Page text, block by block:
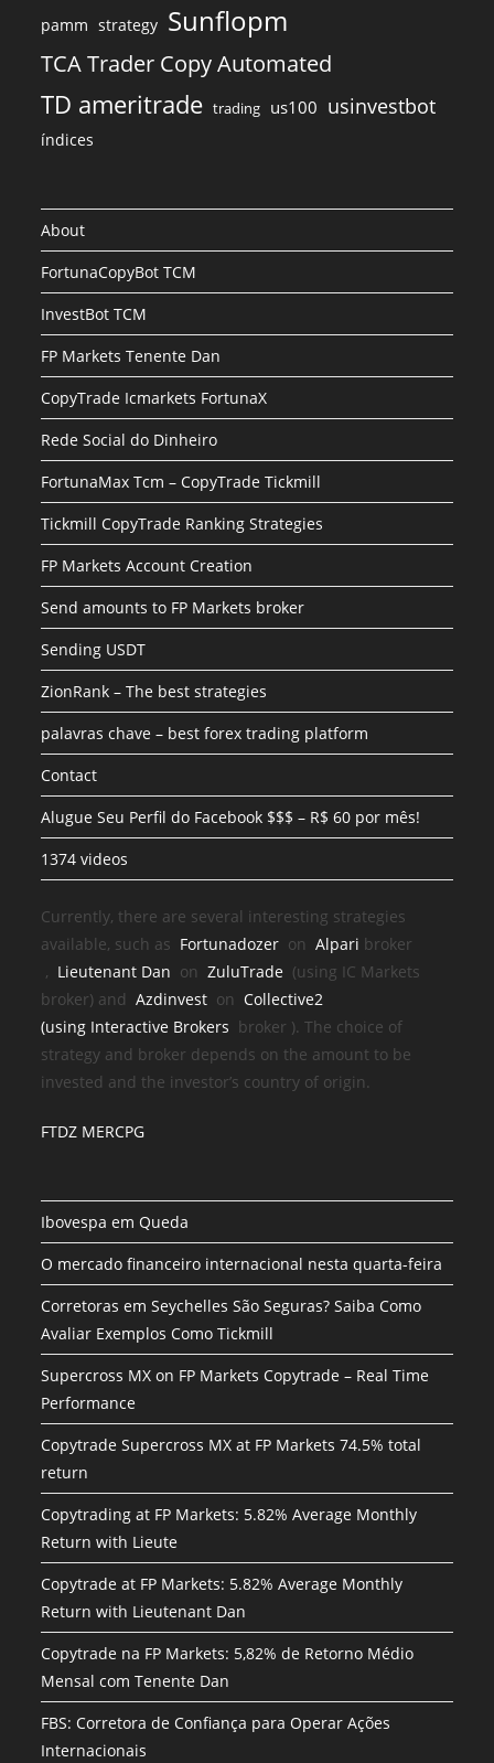
pamm strategy Sunflopm
TCA Trader Copy Automated
TD ameritrade trading us100 usinvestbot
índices
About
FortunaCopyBot TCM
InvestBot TCM
FP Markets Tenente Dan
CopyTrade Icmarkets FortunaX
Rede Social do Dinheiro
FortunaMax Tcm – CopyTrade Tickmill
Tickmill CopyTrade Ranking Strategies
FP Markets Account Creation
Send amounts to FP Markets broker
Sending USDT
ZionRank – The best strategies
palavras chave – best forex trading platform
Contact
Alugue Seu Perfil do Facebook $$$ – R$ 60 por mês!
1374 videos
Currently, there are several interesting strategies
available, such as Fortunadozer onAlpari broker
, Lieutenant Dan onZuluTrade (using IC Markets
broker) andAzdinvest onCollective2
(using Interactive Brokers broker ). The choice of
strategy and broker depends on the amount to be
invested and the investor’s country of origin.
FTDZ MERCPG
Ibovespa em Queda
O mercado financeiro internacional nesta quarta-feira
Corretoras em Seychelles São Seguras? Saiba Como
Avaliar Exemplos Como Tickmill
Supercross MX on FP Markets Copytrade – Real Time
Performance
Copytrade Supercross MX at FP Markets 74.5% total
return
Copytrading at FP Markets: 5.82% Average Monthly
Return with Lieute
Copytrade at FP Markets: 5.82% Average Monthly
Return with Lieutenant Dan
Copytrade na FP Markets: 5,82% de Retorno Médio
Mensal com Tenente Dan
FBS: Corretora de Confiança para Operar Ações
Internacionais